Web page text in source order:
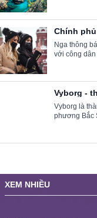
Chính
dịch
Nga thông
với công dân
Vyborg -
lòng nước
Vyborg là
phương Bắc
XEM NHIỀU